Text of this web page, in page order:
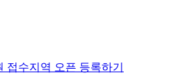
접수지역 오픈 등록하기